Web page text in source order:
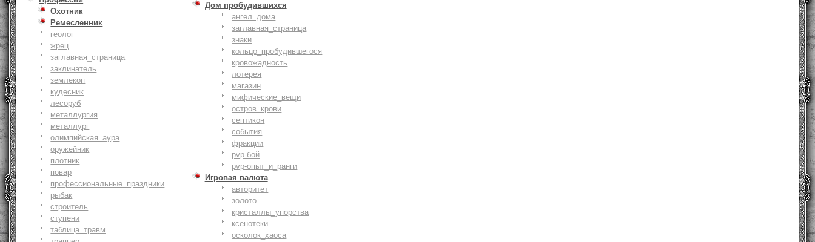
Охотник
Ремесленник
геолог
жрец
заглавная_страница
заклинатель
землекоп
кудесник
лесоруб
металлургия
металлург
олимпийская_аура
оружейник
плотник
повар
профессиональные_праздники
рыбак
строитель
ступени
таблица_травм
Дом пробудившихся
ангел_дома
заглавная_страница
знаки
кольцо_пробудившегося
кровожадность
лотерея
магазин
мифические_вещи
остров_крови
септикон
события
фракции
pvp-бой
pvp-опыт_и_ранги
Игровая валюта
авторитет
золото
кристаллы_упорства
ксенотеки
осколок_хаоса